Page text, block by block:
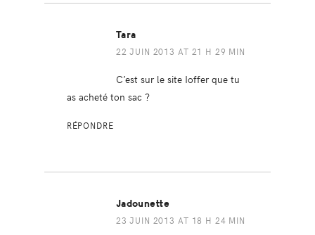
Tara
22 JUIN 2013 AT 21 H 29 MIN
C’est sur le site Ioffer que tu
as acheté ton sac ?
RÉPONDRE
Jadounette
23 JUIN 2013 AT 18 H 24 MIN